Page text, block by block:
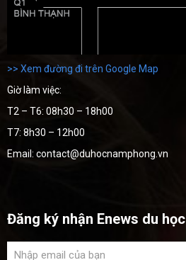
>> Xem đường đi trên Google Map
Giờ làm việc:
T2 – T6: 08h30 – 18h00
T7: 8h30 – 12h00
Email: contact@duhocnamphong.vn
Đăng ký nhận Enews du học